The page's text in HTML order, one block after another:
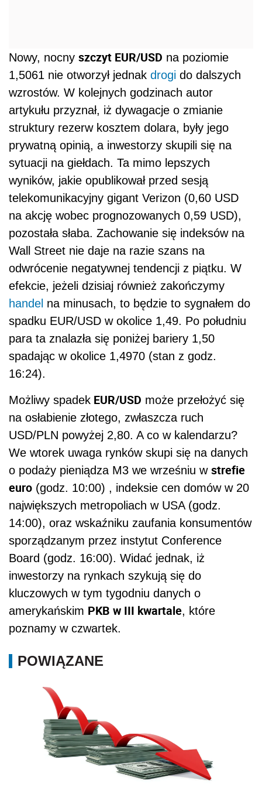
na akcję wobec prognozowanych 0,59 USD),
pozostała słaba. Zachowanie się indeksów na
Wall Street nie daje na razie szans na
odwrócenie negatywnej tendencji z piątku. W
efekcie, jeżeli dzisiaj również zakończymy
handelna minusach, to będzie to sygnałem do
spadku EUR/USD w okolice 1,49. Po południu
para ta znalazła się poniżej bariery 1,50
spadając w okolice 1,4970 (stan z godz.
16:24).
Możliwy spadek EUR/USD może przełożyć się
na osłabienie złotego, zwłaszcza ruch
USD/PLN powyżej 2,80. A co w kalendarzu?
We wtorek uwaga rynków skupi się na danych
o podaży pieniądza M3 we wrześniu w strefie
euro (godz. 10:00) , indeksie cen domów w 20
największych metropoliach w USA (godz.
14:00), oraz wskaźniku zaufania konsumentów
sporządzanym przez instytut Conference
Board (godz. 16:00). Widać jednak, iż
inwestorzy na rynkach szykują się do
kluczowych w tym tygodniu danych o
amerykańskimPKB w III kwartale, które
poznamy w czwartek.
POWIĄZANE